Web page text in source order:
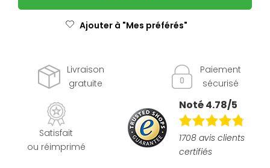
Ajouter à "Mes préférés"
Livraison
gratuite
Paiement
sécurisé
Satisfait
ou réimprimé
Noté 4.78/5
1708 avis clients
certifiés